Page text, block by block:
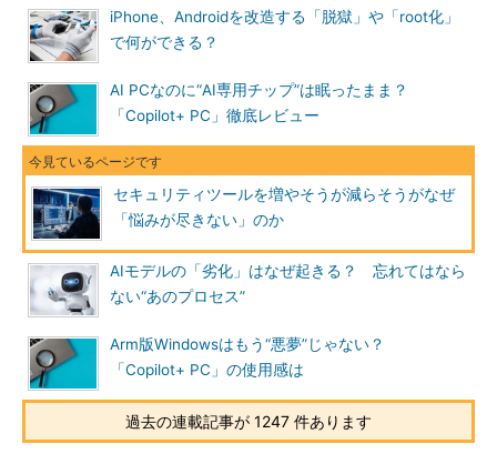
iPhone、Androidを改造する「脱獄」や「root化」
で何ができる？
AI PCなのに“AI専用チップ”は眠ったまま？
「Copilot+ PC」徹底レビュー
セキュリティツールを増やそうが減らそうがなぜ
「悩みが尽きない」のか
AIモデルの「劣化」はなぜ起きる？ 忘れてはなら
ない“あのプロセス”
Arm版Windowsはもう“悪夢”じゃない？
「Copilot+ PC」の使用感は
過去の連載記事が 1247 件あります